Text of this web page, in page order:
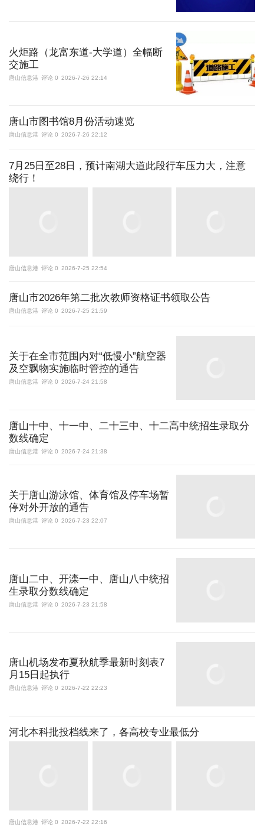
火炬路（龙富东道-大学道）全幅断
交施工
唐山信息港 评论 0 2026-7-26 22:14
唐山市图书馆8月份活动速览
唐山信息港 评论 0 2026-7-26 22:12
7月25日至28日，预计南湖大道此段行车压力大，注意
绕行！
唐山信息港 评论 0 2026-7-25 22:54
唐山市2026年第二批次教师资格证书领取公告
唐山信息港 评论 0 2026-7-25 21:59
关于在全市范围内对“低慢小”航空器
及空飘物实施临时管控的通告
唐山信息港 评论 0 2026-7-24 21:58
唐山十中、十一中、二十三中、十二高中统招生录取分
数线确定
唐山信息港 评论 0 2026-7-24 21:38
关于唐山游泳馆、体育馆及停车场暂
停对外开放的通告
唐山信息港 评论 0 2026-7-23 22:07
唐山二中、开滦一中、唐山八中统招
生录取分数线确定
唐山信息港 评论 0 2026-7-23 21:58
唐山机场发布夏秋航季最新时刻表7
月15日起执行
唐山信息港 评论 0 2026-7-22 22:23
河北本科批投档线来了，各高校专业最低分
唐山信息港 评论 0 2026-7-22 22:16